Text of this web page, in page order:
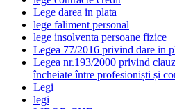
Lege darea in plata
lege faliment personal
lege insolventa persoane fizice
Legea 77/2016 privind dare in
Legea nr.193/2000 privind
încheiate între profesioniști și
Legi
legi